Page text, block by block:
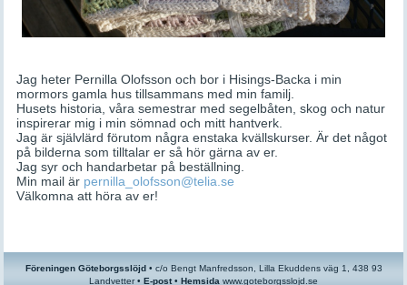
Jag heter Pernilla Olofsson och bor i Hisings-Backa i min
mormors gamla hus tillsammans med min familj.
Husets historia, våra semestrar med segelbåten, skog och natur
inspirerar mig i min sömnad och mitt hantverk.
Jag är självlärd förutom några enstaka kvällskurser. Är det något
på bilderna som tilltalar er så hör gärna av er.
Jag syr och handarbetar på beställning.
Min mail är pernilla_olofsson@telia.se
Välkomna att höra av er!
Föreningen Göteborgsslöjd • c/o Bengt Manfredsson, Lilla Ekuddens väg 1, 438 93
Landvetter • E-post• Hemsida www.goteborgsslojd.se